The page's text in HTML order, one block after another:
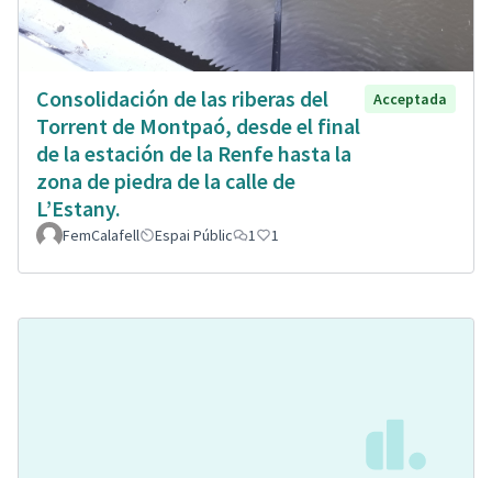
Consolidación de las riberas del
Torrent de Montpaó, desde el final
de la estación de la Renfe hasta la
zona de piedra de la calle de
L’Estany.
Acceptada
FemCalafell Espai Públic 1 1